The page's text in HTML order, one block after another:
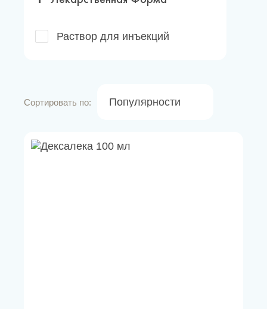
Раствор для инъекций
Сортировать по: Популярности